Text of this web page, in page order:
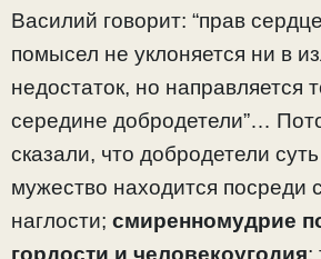
Василий говорит: “прав
помысел не уклоняется ни в
недостаток, но направляется
середине добродетели”…
сказали, что добродетели
мужество находится посреди
наглости; смиренномудрие
гордости и человекоугодия;